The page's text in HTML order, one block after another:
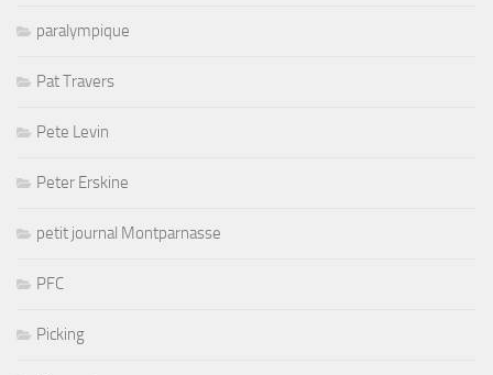
paralympique
Pat Travers
Pete Levin
Peter Erskine
petit journal Montparnasse
PFC
Picking